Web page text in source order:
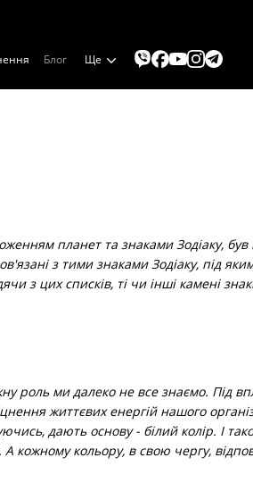
Блог Ще
планет та знаками Зодіаку,
з тими знаками Зодіаку, під
з цих списків, ті чи інші камені
роль ми далеко не все знаємо. Під
життєвих енергій нашого
дають основу - білий колір. І
кожному кольору, в свою чергу,